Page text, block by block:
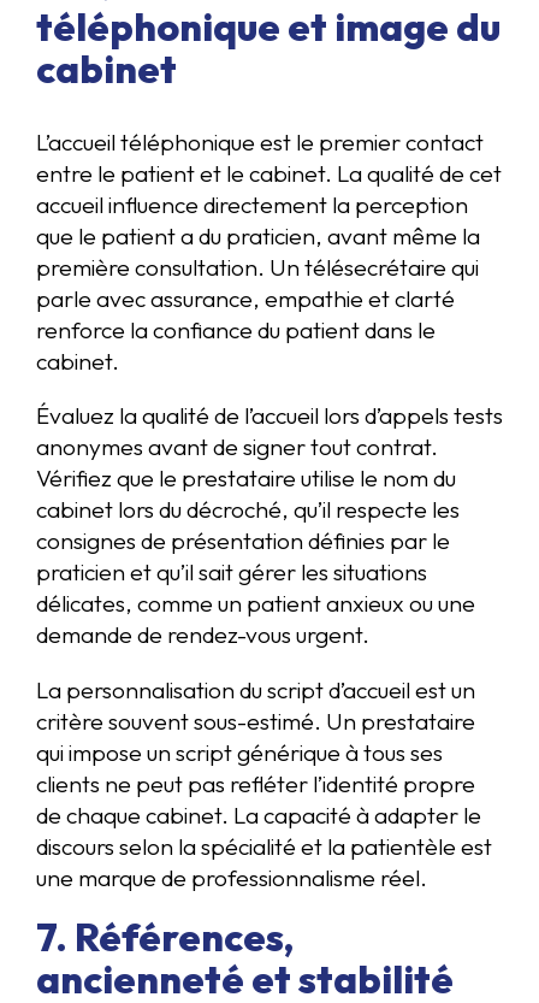
téléphonique et image du
cabinet
L’accueil téléphonique est le premier contact
entre le patient et le cabinet. La qualité de cet
accueil influence directement la perception
que le patient a du praticien, avant même la
première consultation. Un télésecrétaire qui
parle avec assurance, empathie et clarté
renforce la confiance du patient dans le
cabinet.
Évaluez la qualité de l’accueil lors d’appels tests
anonymes avant de signer tout contrat.
Vérifiez que le prestataire utilise le nom du
cabinet lors du décroché, qu’il respecte les
consignes de présentation définies par le
praticien et qu’il sait gérer les situations
délicates, comme un patient anxieux ou une
demande de rendez-vous urgent.
La personnalisation du script d’accueil est un
critère souvent sous-estimé. Un prestataire
qui impose un script générique à tous ses
clients ne peut pas refléter l’identité propre
de chaque cabinet. La capacité à adapter le
discours selon la spécialité et la patientèle est
une marque de professionnalisme réel.
7. Références,
ancienneté et stabilité